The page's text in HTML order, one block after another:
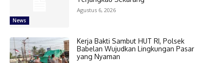
News
Agustus 6, 2026
Kerja Bakti Sambut HUT RI, Polsek
Babelan Wujudkan Lingkungan Pasar
yang Nyaman